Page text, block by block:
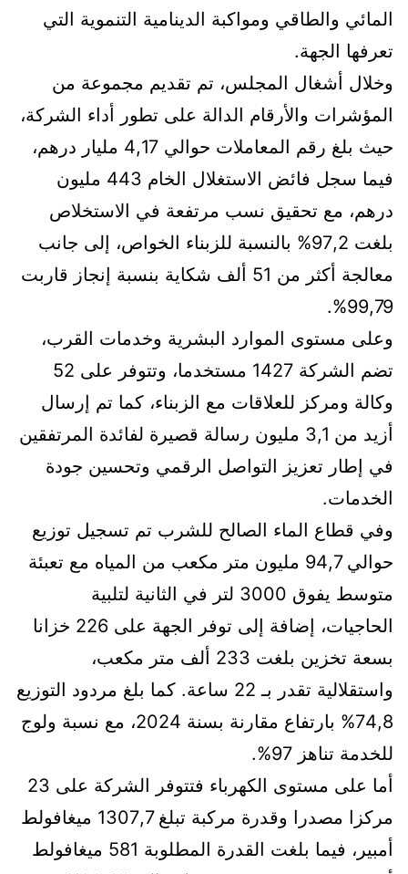
المائي والطاقي ومواكبة الدينامية التنموية التي
تعرفها الجهة.
وخلال أشغال المجلس، تم تقديم مجموعة من
المؤشرات والأرقام الدالة على تطور أداء الشركة،
حيث بلغ رقم المعاملات حوالي 4,17 مليار درهم،
فيما سجل فائض الاستغلال الخام 443 مليون
درهم، مع تحقيق نسب مرتفعة في الاستخلاص
بلغت 97,2% بالنسبة للزبناء الخواص، إلى جانب
معالجة أكثر من 51 ألف شكاية بنسبة إنجاز قاربت
99,79%.
وعلى مستوى الموارد البشرية وخدمات القرب،
تضم الشركة 1427 مستخدما، وتتوفر على 52
وكالة ومركز للعلاقات مع الزبناء، كما تم إرسال
أزيد من 3,1 مليون رسالة قصيرة لفائدة المرتفقين
في إطار تعزيز التواصل الرقمي وتحسين جودة
الخدمات.
وفي قطاع الماء الصالح للشرب تم تسجيل توزيع
حوالي 94,7 مليون متر مكعب من المياه مع تعبئة
متوسط يفوق 3000 لتر في الثانية لتلبية
الحاجيات، إضافة إلى توفر الجهة على 226 خزانا
بسعة تخزين بلغت 233 ألف متر مكعب،
واستقلالية تقدر بـ 22 ساعة. كما بلغ مردود التوزيع
74,8% بارتفاع مقارنة بسنة 2024، مع نسبة ولوج
للخدمة تناهز 97%.
أما على مستوى الكهرباء فتتوفر الشركة على 23
مركزا مصدرا وقدرة مركبة تبلغ 1307,7 ميغافولط
أمبير، فيما بلغت القدرة المطلوبة 581 ميغافولط